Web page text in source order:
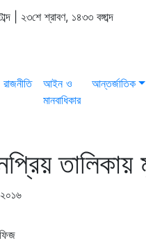
| ২৩শে শ্রাবণ, ১৪৩৩ বঙ্গাব্দ
রাজনীতি
আইন ও
মানবাধিকার
আন্তর্জাতিক
তালিকায়